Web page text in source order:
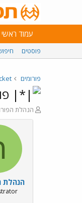
עמוד ראשי
פוסטים
פורומים
פ
ו
הנהלת
הנהלת